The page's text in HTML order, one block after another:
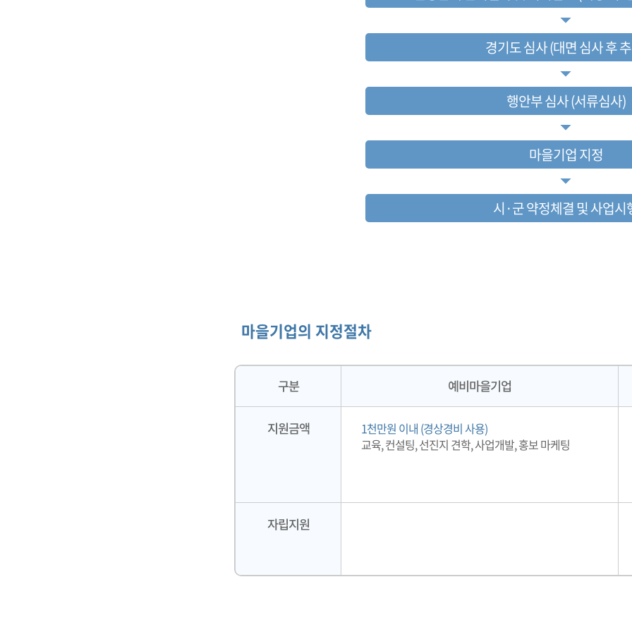
경기도 심사 (대면 심사 후
행안부 심사 (서류심사)
마을기업 지정
시·군 약정체결 및 사업시
마을기업의 지정절차
구분 예비마을기업
지원금액
1천만원 이내 (경상경비 사용)
교육, 컨설팅, 선진지 견학, 사업개발, 홍보 마케팅
자립지원